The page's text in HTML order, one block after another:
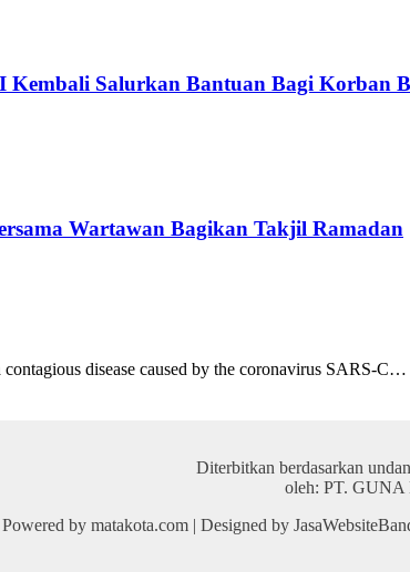
Salurkan Bantuan Bagi Korban
Wartawan Bagikan Takjil Ramadan
disease caused by the coronavirus SARS-C…
Diterbitkan berdasarkan
oleh: PT.
by matakota.com | Designed by